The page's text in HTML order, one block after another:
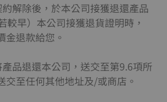
解除後，於本公司接獲退還產品
較早）本公司接獲退貨證明時，
金退款給您。
品退還本公司，送交至第9.6項所
交至任何其他地址及/或商店。